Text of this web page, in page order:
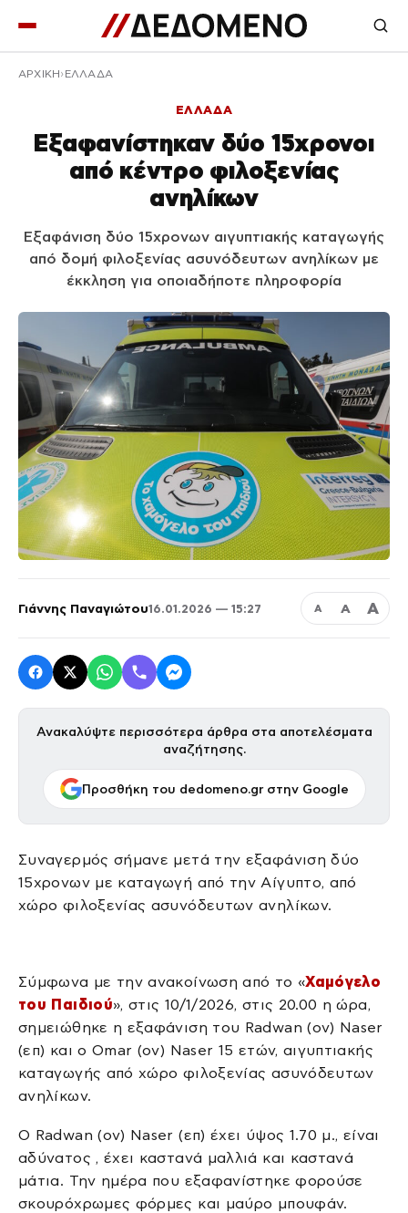
ΑΡΧΙΚΉ ΕΛΛΑΔΑ
ΕΛΛΑΔΑ
Εξαφανίστηκαν δύο 15χρονοι
από κέντρο φιλοξενίας
ανηλίκων
Εξαφάνιση δύο 15χρονων αιγυπτιακής καταγωγής
από δομή φιλοξενίας ασυνόδευτων ανηλίκων με
έκκληση για οποιαδήποτε πληροφορία
Γιάννης Παναγιώτου16.01.2026 — 15:27 Α Α Α
Ανακαλύψτε περισσότερα άρθρα στα αποτελέσματα
αναζήτησης.
Προσθήκη του dedomeno.gr στην Google
Συναγερμός σήμανε μετά την εξαφάνιση δύο
15χρονων με καταγωγή από την Αίγυπτο, από
χώρο φιλοξενίας ασυνόδευτων ανηλίκων.
Σύμφωνα με την ανακοίνωση από το «Χαμόγελο
του Παιδιού», στις 10/1/2026, στις 20.00 η ώρα,
σημειώθηκε η εξαφάνιση του Radwan (ον) Naser
(επ) και ο Οmar (ον) Νaser 15 ετών, αιγυπτιακής
καταγωγής από χώρο φιλοξενίας ασυνόδευτων
ανηλίκων.
Ο Radwan (ον) Naser (επ) έχει ύψος 1.70 μ., είναι
αδύνατος , έχει καστανά μαλλιά και καστανά
μάτια. Την ημέρα που εξαφανίστηκε φορούσε
σκουρόχρωμες φόρμες και μαύρο μπουφάν.